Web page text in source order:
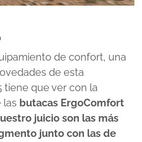
de confort, una
de esta
tiene que ver con la
las butacas ErgoComfort
juicio son las más
junto con las de